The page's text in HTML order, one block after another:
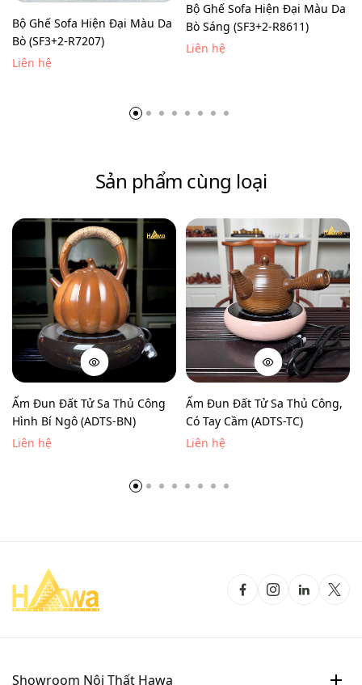
Bộ Ghế Sofa Hiện Đại Màu Da
Bò (SF3+2-R7207)
Liên hệ
Bộ Ghế Sofa Hiện Đại Màu Da
Bò Sáng (SF3+2-R8611)
Liên hệ
Sản phẩm cùng loại
Ấm Đun Đất Tử Sa Thủ Công
Hình Bí Ngô (ADTS-BN)
Liên hệ
Ấm Đun Đất Tử Sa Thủ Công,
Có Tay Cầm (ADTS-TC)
Liên hệ
Showroom Nội Thất Hawa